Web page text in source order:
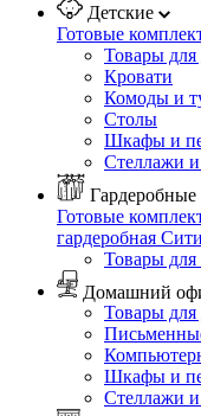
Детские
Готовые
Товары для
Кровати
Комоды и
Столы
Шкафы и
Стеллажи
Гардеробные
Готовые
гардеробная Сити
Товары для
Домашний
Товары
Шкафы и
Стеллажи